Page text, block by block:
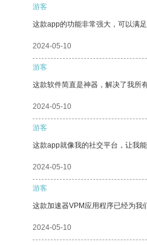
游客
这款app的功能非常强大，可以满
2024-05-10
游客
这款软件简直是神器，解决了我所有
2024-05-10
游客
这款app就像我的社交平台，让我
2024-05-10
游客
这款加速器VPM应用程序已经为我
2024-05-10